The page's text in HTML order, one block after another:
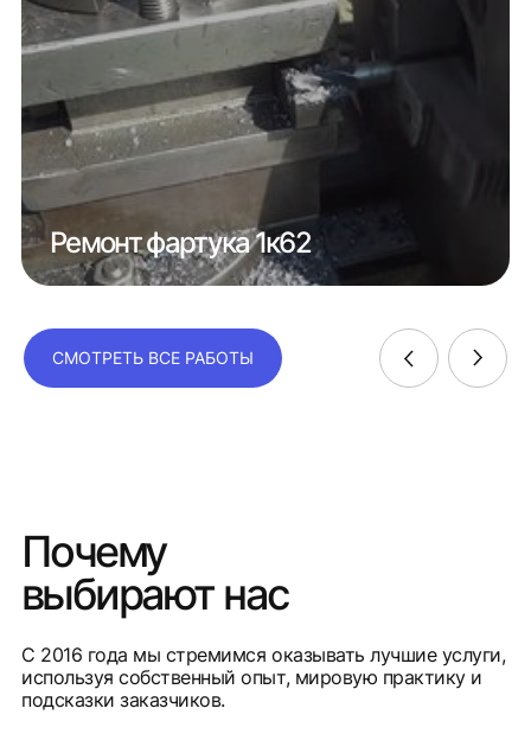
Ремонт фартука 1к62
СМОТРЕТЬ ВСЕ РАБОТЫ
Почему
выбирают нас
С 2016 года мы стремимся оказывать лучшие услуги,
используя собственный опыт, мировую практику и
подсказки заказчиков.